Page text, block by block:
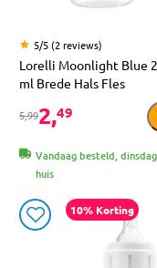
5/5 (2 reviews)
Lorelli Moonlight Blue
ml Brede Hals Fles
5,992,49
Vandaag besteld,
huis
10% Korting